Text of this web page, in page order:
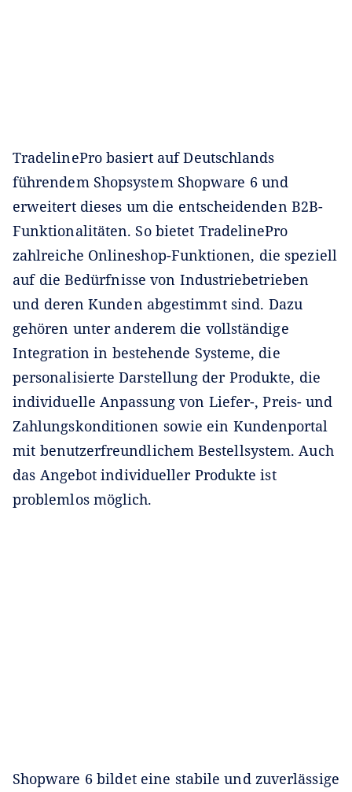
TradelinePro basiert auf Deutschlands
führendem Shopsystem Shopware 6 und
erweitert dieses um die entscheidenden B2B-
Funktionalitäten. So bietet TradelinePro
zahlreiche Onlineshop-Funktionen, die speziell
auf die Bedürfnisse von Industriebetrieben
und deren Kunden abgestimmt sind. Dazu
gehören unter anderem die vollständige
Integration in bestehende Systeme, die
personalisierte Darstellung der Produkte, die
individuelle Anpassung von Liefer-, Preis- und
Zahlungskonditionen sowie ein Kundenportal
mit benutzerfreundlichem Bestellsystem. Auch
das Angebot individueller Produkte ist
problemlos möglich.
Shopware 6 bildet eine stabile und zuverlässige